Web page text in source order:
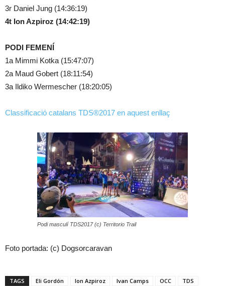
3r Daniel Jung (14:36:19)
4t Ion Azpiroz (14:42:19)
PODI FEMENÍ
1a Mimmi Kotka (15:47:07)
2a Maud Gobert (18:11:54)
3a Ildiko Wermescher (18:20:05)
Classificació catalans TDS®2017 en aquest enllaç
Podi masculí TDS2017 (c) Territorio Trail
Foto portada: (c) Dogsorcaravan
TAGS Eli Gordón Ion Azpiroz Ivan Camps OCC
TDS